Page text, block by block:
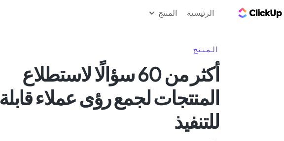
الرئيسية المنتج
المنتج
أكثر من 60 سؤالًا لاستطلاع
المنتجات لجمع رؤى عملاء قابلة
للتنفيذ